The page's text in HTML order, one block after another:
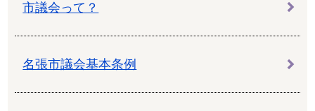
市議会って？
名張市議会基本条例